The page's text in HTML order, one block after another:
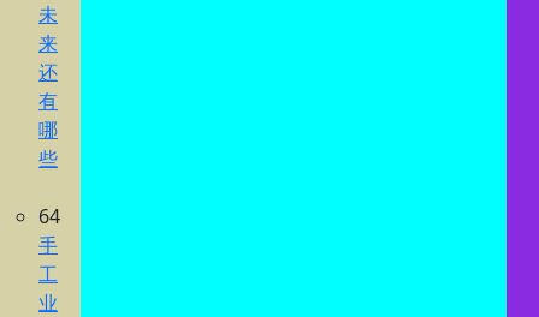
未
来
还
有
哪
些
64
手
工
业